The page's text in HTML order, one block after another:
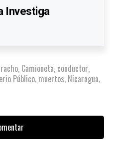
Investiga
, Camioneta, conductor,
Público, muertos, Nicaragua,